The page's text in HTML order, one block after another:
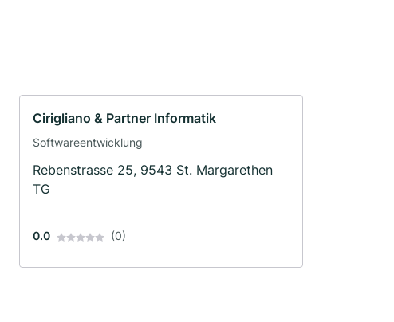
Cirigliano & Partner Informatik
Softwareentwicklung
Rebenstrasse 25, 9543 St. Margarethen
TG
0.0 (0)